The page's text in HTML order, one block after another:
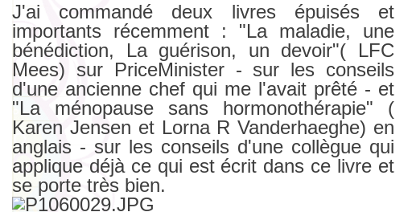
J'ai commandé deux livres épuisés et
importants récemment : "La maladie, une
bénédiction, La guérison, un devoir"( LFC
Mees) sur PriceMinister - sur les conseils
d'une ancienne chef qui me l'avait prêté - et
"La ménopause sans hormonothérapie" (
Karen Jensen et Lorna R Vanderhaeghe) en
anglais - sur les conseils d'une collègue qui
applique déjà ce qui est écrit dans ce livre et
se porte très bien.